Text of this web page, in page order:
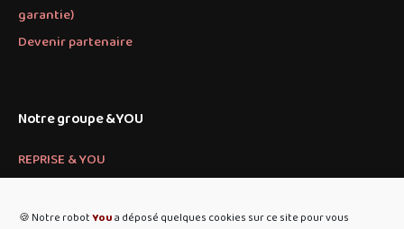
🍪 Notre robotYoua déposé quelques cookies sur ce site pour vous
garantie)
Devenir partenaire
Notre groupe &YOU
REPRISE & YOU